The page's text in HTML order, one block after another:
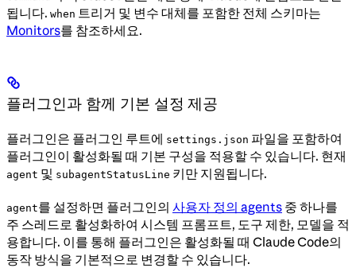
됩니다. when 트리거 및 변수 대체를 포함한 전체 스키마는
Monitors를 참조하세요.
플러그인과 함께 기본 설정 제공
플러그인은 플러그인 루트에 settings.json 파일을 포함하여
플러그인이 활성화될 때 기본 구성을 적용할 수 있습니다. 현재
agent 및 subagentStatusLine 키만 지원됩니다.
agent를 설정하면 플러그인의 사용자 정의 agents 중 하나를
주 스레드로 활성화하여 시스템 프롬프트, 도구 제한, 모델을 적
용합니다. 이를 통해 플러그인은 활성화될 때 Claude Code의
동작 방식을 기본적으로 변경할 수 있습니다.